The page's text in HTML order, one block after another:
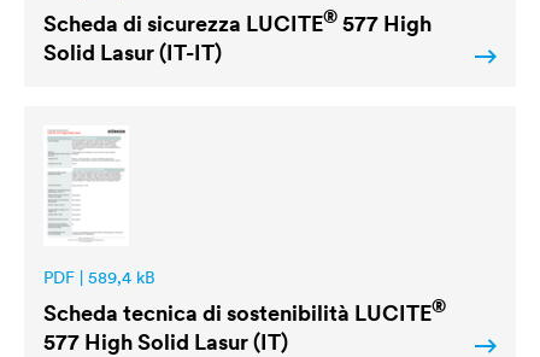
Scheda di sicurezza LUCITE® 577 High
Solid Lasur (IT-IT)
PDF | 589,4 kB
Scheda tecnica di sostenibilità LUCITE®
577 High Solid Lasur (IT)